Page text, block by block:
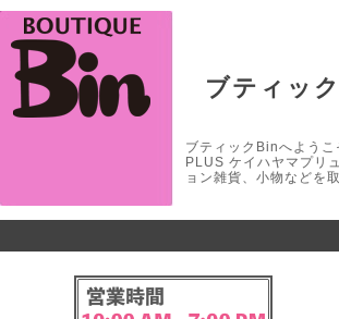
ブティッ
ブティックBinへよう
PLUS ケイハヤマプリ
ョン雑貨、小物など